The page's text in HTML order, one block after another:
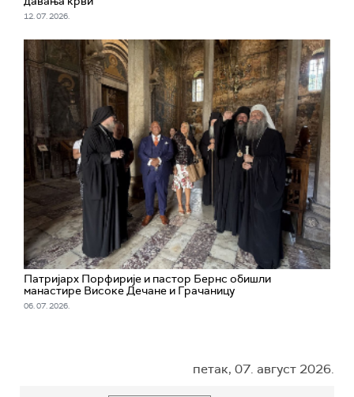
12. 07. 2026.
Патријарх Порфирије и пастор Бернс обишли
манастире Високе Дечане и Грачаницу
06. 07. 2026.
петак, 07. август 2026.